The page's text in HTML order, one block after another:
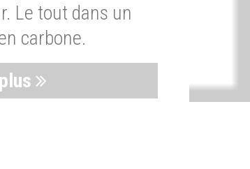
Le tout dans un
carbone.